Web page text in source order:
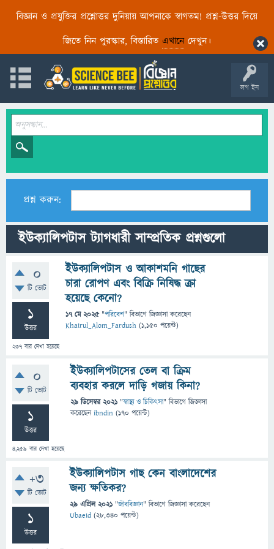
বিজ্ঞান ও প্রযুক্তির প্রশ্নোত্তর দুনিয়ায় আপনাকে স্বাগতম! প্রশ্ন-উত্তর দিয়ে
জিতে নিন পুরস্কার, বিস্তারিত এখানেদেখুন।
লগ ইন
প্রশ্ন করুন:
ইউক্যালিপটাস ট্যাগধারী সাম্প্রতিক প্রশ্নগুলো
0
টি ভোট
1
উত্তর
237 বার দেখা হয়েছে
ইউক্যালিপটাস ও আকাশমনি গাছের
চারা রোপণ এবং বিক্রি নিষিদ্ধ ক্রা
হয়েছে কেনো?
17 মে 2025 "পরিবেশ" বিভাগে জিজ্ঞাসাকরেছেন
Khairul_Alom_Fardush (1,150 পয়েন্ট)
0
টি ভোট
1
উত্তর
4,259 বার দেখা হয়েছে
ইউক্যালিপটাসের তেল বা ক্রিম
ব্যবহার করলে দাড়ি গজায় কিনা?
29 ডিসেম্বর 2021 "স্বাস্থ্য ও চিকিৎসা" বিভাগে জিজ্ঞাসা
করেছেনibndin (170 পয়েন্ট)
+3
টি ভোট
1
উত্তর
ইউক্যালিপটাস গাছ কেন বাংলাদেশের
জন্য ক্ষতিকর?
29 এপ্রিল 2021 "জীববিজ্ঞান" বিভাগে জিজ্ঞাসাকরেছেন
Ubaeid (28,340 পয়েন্ট)